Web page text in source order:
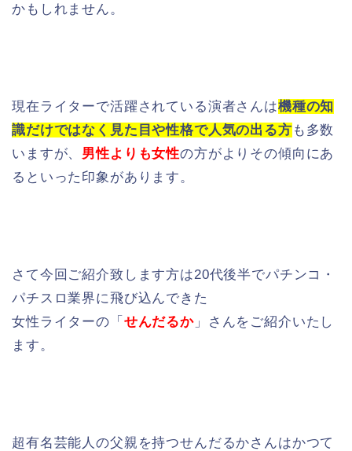
かもしれません。
現在ライターで活躍されている演者さんは機種の知
識だけではなく見た目や性格で人気の出る方 も多数
いますが、 男性よりも女性の方がよりその傾向にあ
るといった印象があります。
さて今回ご紹介致します方は20代後半でパチンコ・
パチスロ業界に飛び込んできた
女性ライターの「 せんだるか」さんをご紹介いたし
ます。
超有名芸能人の父親を持つせんだるかさんはかつて